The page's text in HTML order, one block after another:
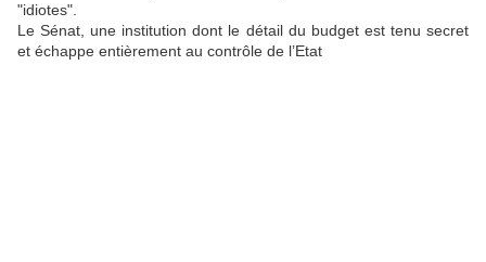
"idiotes".
Le Sénat, une institution dont le détail du budget est tenu secret
et échappe entièrement au contrôle de l’Etat